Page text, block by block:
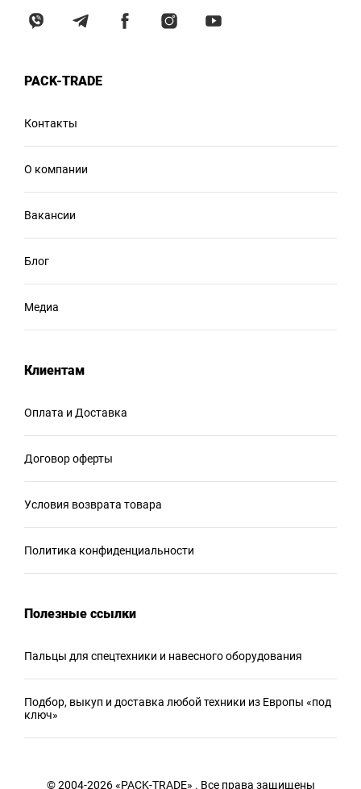
PACK-TRADE
Контакты
О компании
Вакансии
Блог
Медиа
Клиентам
Оплата и Доставка
Договор оферты
Условия возврата товара
Политика конфиденциальности
Полезные ссылки
Пальцы для спецтехники и навесного оборудования
Подбор, выкуп и доставка любой техники из Европы «под
ключ»
© 2004-2026 «PACK-TRADE» . Все права защищены